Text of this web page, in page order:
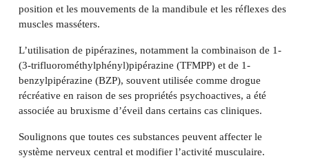
position et les mouvements de la mandibule et les réflexes des
muscles masséters.
L’utilisation de pipérazines, notamment la combinaison de 1-
(3-trifluorométhylphényl)pipérazine (TFMPP) et de 1-
benzylpipérazine (BZP), souvent utilisée comme drogue
récréative en raison de ses propriétés psychoactives, a été
associée au bruxisme d’éveil dans certains cas cliniques.
Soulignons que toutes ces substances peuvent affecter le
système nerveux central et modifier l’activité musculaire.